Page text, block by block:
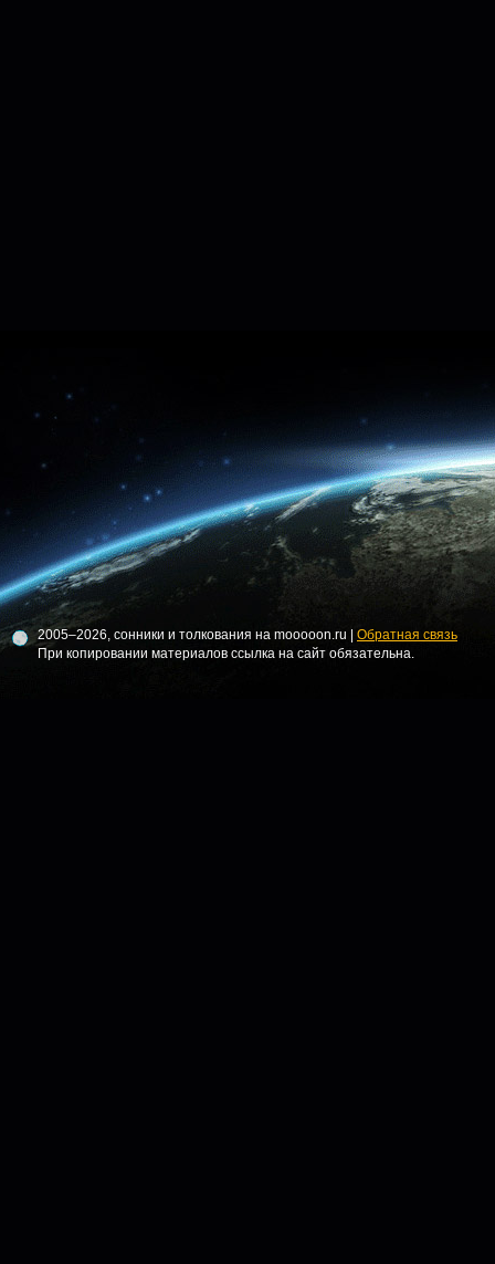
2005–2026, сонники и толкования на mooooon.ru | Обратная связь
При копировании материалов ссылка на сайт обязательна.